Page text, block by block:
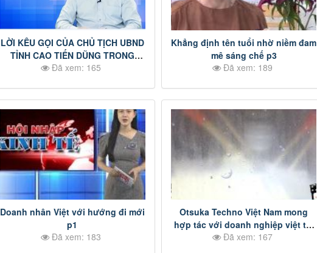
LỜI KÊU GỌI CỦA CHỦ TỊCH UBND
TỈNH CAO TIẾN DŨNG TRONG
CÔNG TÁC PHÒNG CHỐNG DỊCH
Đã xem: 165
Khẳng định tên tuổi nhờ niềm đam
mê sáng chế p3
Đã xem: 189
Doanh nhân Việt với hướng đi mới
p1
Đã xem: 183
Otsuka Techno Việt Nam mong
hợp tác với doanh nghiệp việt tại
Đồng Nai p3
Đã xem: 167